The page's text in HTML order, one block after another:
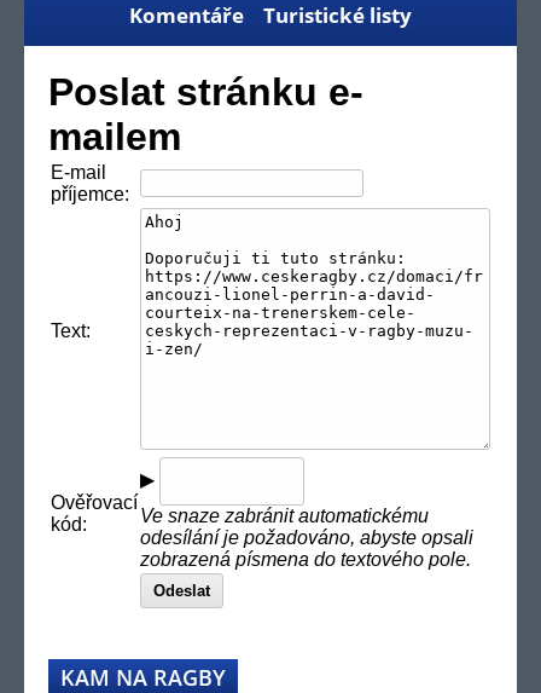
Komentáře Turistické listy
Poslat stránku e-
mailem
E-mail
příjemce:
Text:
Ověřovací
kód:
▶
Ve snaze zabránit automatickému
odesílání je požadováno, abyste opsali
zobrazená písmena do textového pole.
Odeslat
KAM NA RAGBY